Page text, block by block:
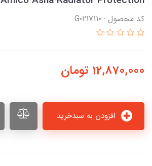
کد محصول : G0217110
12,870,000 تومان